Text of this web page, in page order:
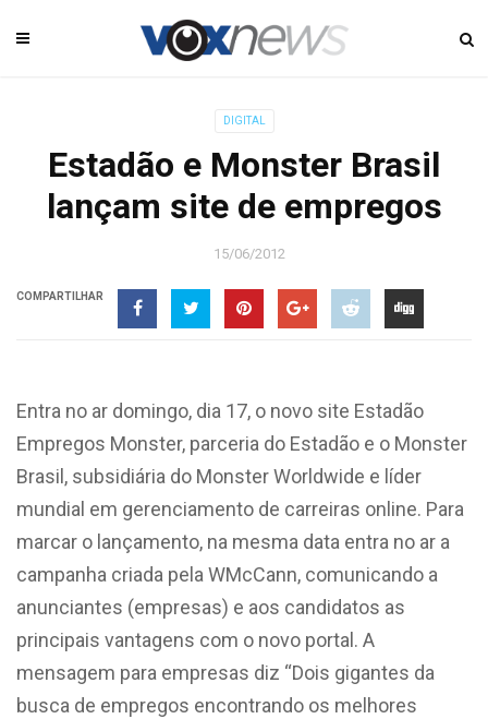
DIGITAL
Estadão e Monster Brasil
lançam site de empregos
15/06/2012
COMPARTILHAR
Entra no ar domingo, dia 17, o novo site Estadão
Empregos Monster, parceria do Estadão e o Monster
Brasil, subsidiária do Monster Worldwide e líder
mundial em gerenciamento de carreiras online. Para
marcar o lançamento, na mesma data entra no ar a
campanha criada pela WMcCann, comunicando a
anunciantes (empresas) e aos candidatos as
principais vantagens com o novo portal. A
mensagem para empresas diz “Dois gigantes da
busca de empregos encontrando os melhores